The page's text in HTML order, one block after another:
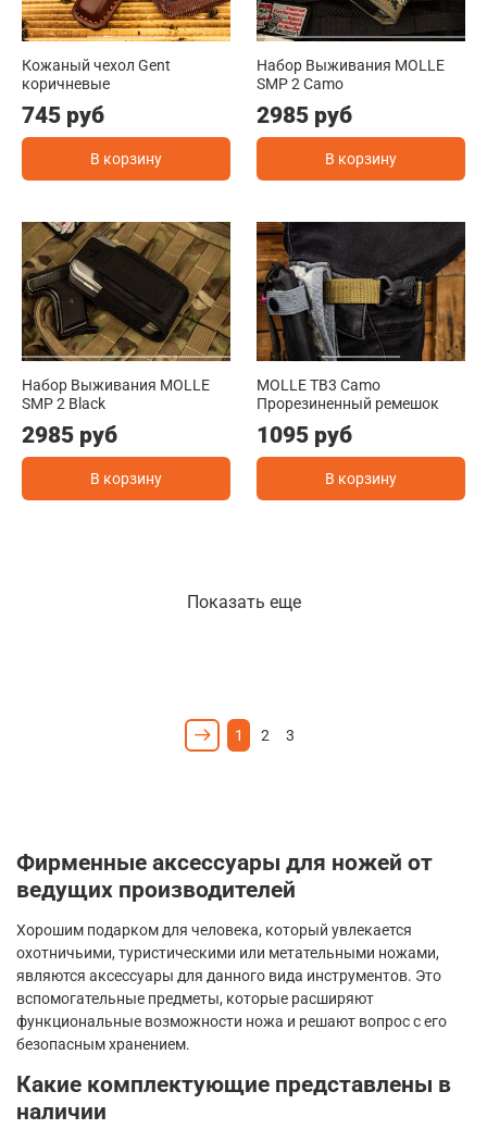
Кожаный чехол Gent
коричневые
745 руб
В корзину
Набор Выживания MOLLE
SMP 2 Camo
2985 руб
В корзину
Набор Выживания MOLLE
SMP 2 Black
2985 руб
В корзину
MOLLE TB3 Camo
Прорезиненный ремешок
1095 руб
В корзину
Показать еще
1 2 3
Фирменные аксессуары для ножей от
ведущих производителей
Хорошим подарком для человека, который увлекается
охотничьими, туристическими или метательными ножами,
являются аксессуары для данного вида инструментов. Это
вспомогательные предметы, которые расширяют
функциональные возможности ножа и решают вопрос с его
безопасным хранением.
Какие комплектующие представлены в
наличии